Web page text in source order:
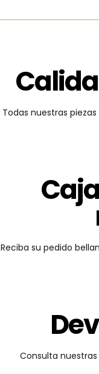
Todas nuestras
Reciba su pedido
Consulta